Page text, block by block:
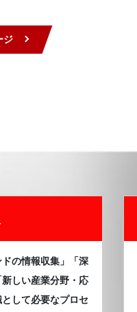
ジ
ドの情報収集」「深
しい産業分野・応
して必要なプロセ